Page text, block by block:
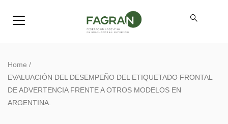
Home /
EVALUACIÓN DEL DESEMPEÑO DEL ETIQUETADO FRONTAL
DE ADVERTENCIA FRENTE A OTROS MODELOS EN
ARGENTINA.